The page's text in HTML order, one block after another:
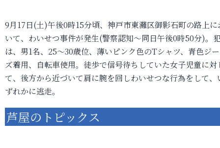
9月17日(土)午後0時15分頃、神戸市東灘区御影石町の路上に
いて、わいせつ事件が発生(警察認知～同日午後0時50分)。
は、男1名、25～30歳位、薄いピンク色のTシャツ、青色ジ
ズ着用、自転車使用。徒歩で信号待ちしていた女子児童に対
て、後方から近づいて肩に腕を回しわいせつな行為をして、
ずれかに逃走。
芦屋のトピックス